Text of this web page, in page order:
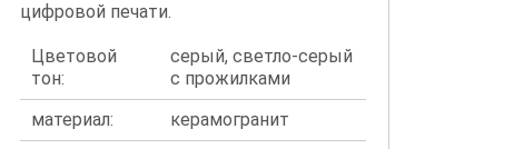
цифровой печати.
Цветовой
тон:
серый, светло-серый
с прожилками
материал:
керамогранит